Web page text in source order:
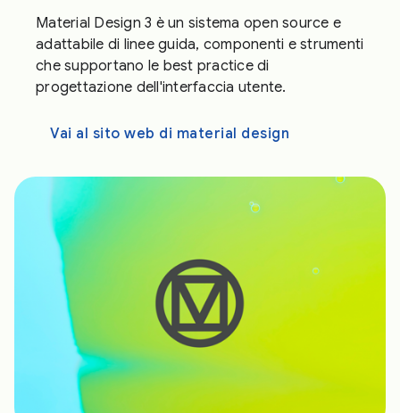
Material Design 3 è un sistema open source e
adattabile di linee guida, componenti e strumenti
che supportano le best practice di
progettazione dell'interfaccia utente.
Vai al sito web di material design